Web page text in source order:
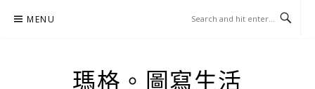
MENU
瑪格。圖寫生活